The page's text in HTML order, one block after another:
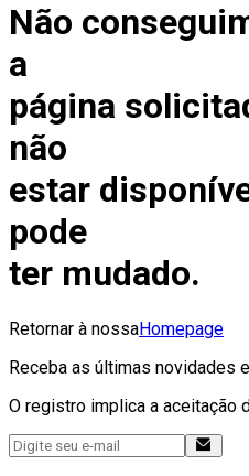
Não
a
página
não
estar
pode
ter mudado.
Retornar à nossaHomepage
Receba as últimas novidades
O registro implica a aceitação